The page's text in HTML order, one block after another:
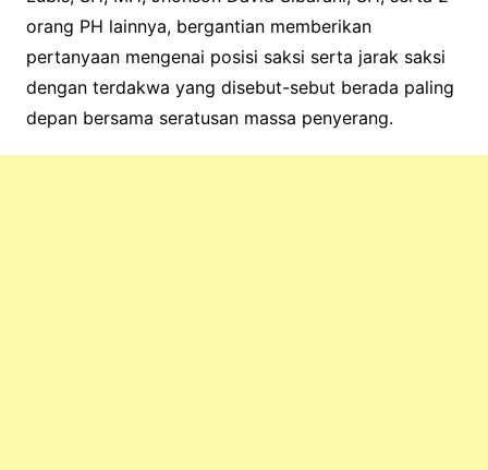
orang PH lainnya, bergantian memberikan
pertanyaan mengenai posisi saksi serta jarak saksi
dengan terdakwa yang disebut-sebut berada paling
depan bersama seratusan massa penyerang.